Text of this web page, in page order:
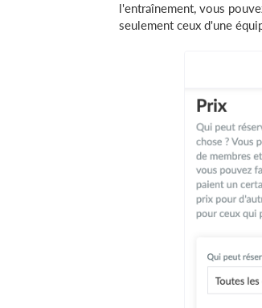
l'entraînement, vous
seulement ceux d'une